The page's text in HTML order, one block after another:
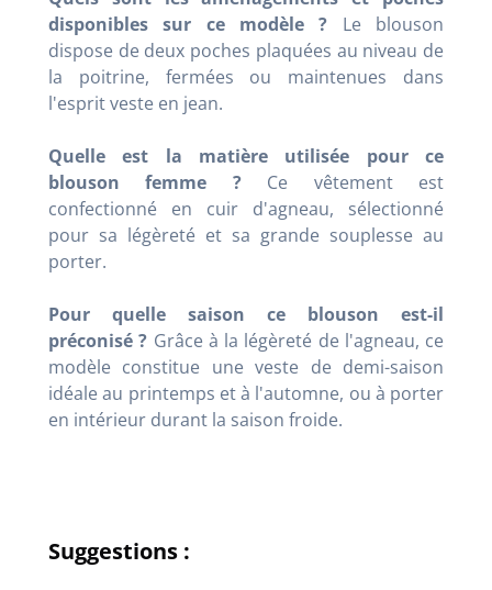
disponibles sur ce modèle ? Le blouson
dispose de deux poches plaquées au niveau de
la poitrine, fermées ou maintenues dans
l'esprit veste en jean.
Quelle est la matière utilisée pour ce
blouson femme ? Ce vêtement est
confectionné en cuir d'agneau, sélectionné
pour sa légèreté et sa grande souplesse au
porter.
Pour quelle saison ce blouson est-il
préconisé ? Grâce à la légèreté de l'agneau, ce
modèle constitue une veste de demi-saison
idéale au printemps et à l'automne, ou à porter
en intérieur durant la saison froide.
Suggestions :